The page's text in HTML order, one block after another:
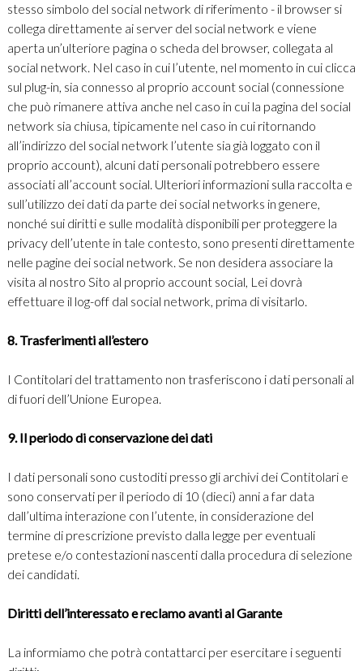
stesso simbolo del social network di riferimento - il browser si
collega direttamente ai server del social network e viene
aperta un’ulteriore pagina o scheda del browser, collegata al
social network. Nel caso in cui l’utente, nel momento in cui clicca
sul plug-in, sia connesso al proprio account social (connessione
che può rimanere attiva anche nel caso in cui la pagina del social
network sia chiusa, tipicamente nel caso in cui ritornando
all’indirizzo del social network l’utente sia già loggato con il
proprio account), alcuni dati personali potrebbero essere
associati all’account social. Ulteriori informazioni sulla raccolta e
sull’utilizzo dei dati da parte dei social networks in genere,
nonché sui diritti e sulle modalità disponibili per proteggere la
privacy dell’utente in tale contesto, sono presenti direttamente
nelle pagine dei social network. Se non desidera associare la
visita al nostro Sito al proprio account social, Lei dovrà
effettuare il log-off dal social network, prima di visitarlo.
8. Trasferimenti all’estero
I Contitolari del trattamento non trasferiscono i dati personali al
di fuori dell’Unione Europea.
9. Il periodo di conservazione dei dati
I dati personali sono custoditi presso gli archivi dei Contitolari e
sono conservati per il periodo di 10 (dieci) anni a far data
dall’ultima interazione con l’utente, in considerazione del
termine di prescrizione previsto dalla legge per eventuali
pretese e/o contestazioni nascenti dalla procedura di selezione
dei candidati.
Diritti dell’interessato e reclamo avanti al Garante
La informiamo che potrà contattarci per esercitare i seguenti